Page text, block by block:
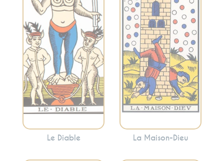
tentations et les
attachements.
Cette carte peut
mettre en évidence
les aspects de votre
vie où vous vous
sentez piégé ou
enchaîné.
Le Diable
structures, les
révélations
soudaines et la
libération. La
Maison-Dieu peut
indiquer des
changements
dramatiques mais
nécessaires.
La Maison-Dieu